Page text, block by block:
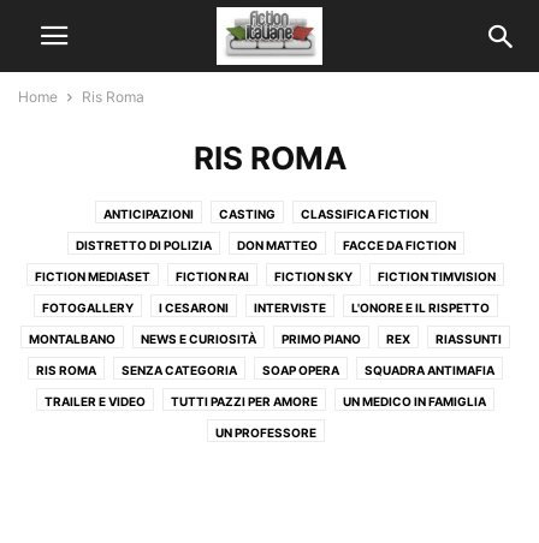
Home Ris Roma
RIS ROMA
ANTICIPAZIONI CASTING CLASSIFICA FICTION
DISTRETTO DI POLIZIA DON MATTEO FACCE DA FICTION
FICTION MEDIASET FICTION RAI FICTION SKY FICTION TIMVISION
FOTOGALLERY I CESARONI INTERVISTE L'ONORE E IL RISPETTO
MONTALBANO NEWS E CURIOSITÀ PRIMO PIANO REX RIASSUNTI
RIS ROMA SENZA CATEGORIA SOAP OPERA SQUADRA ANTIMAFIA
TRAILER E VIDEO TUTTI PAZZI PER AMORE UN MEDICO IN FAMIGLIA
UN PROFESSORE